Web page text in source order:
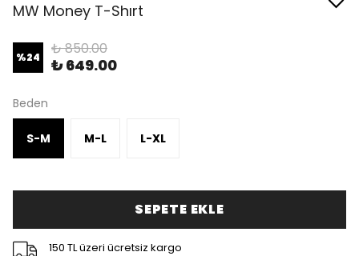
MW Money T-Shırt
%24 ₺ 850.00
₺ 649.00
Beden
S-M M-L L-XL
SEPETE EKLE
150 TL üzeri ücretsiz kargo